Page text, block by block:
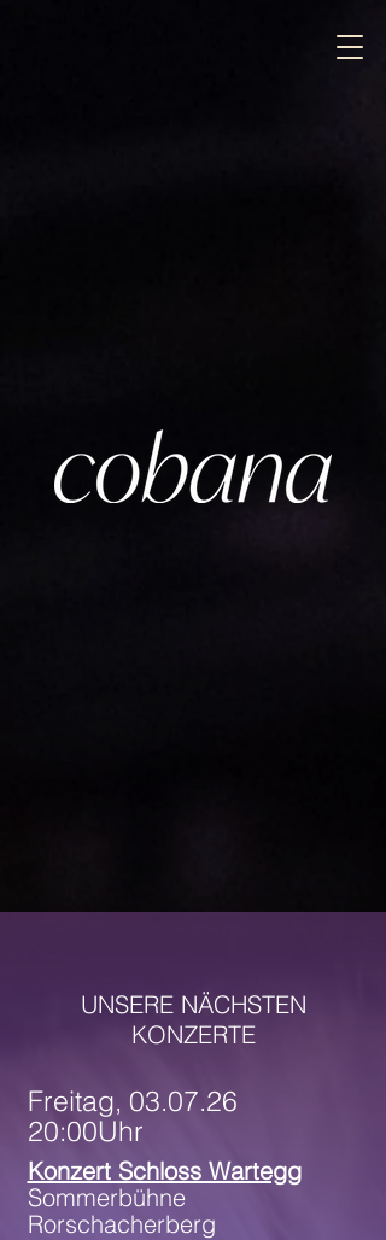
UNSERE NÄCHSTEN
KONZERTE
Freitag, 03.07.26
20:00Uhr
Konzert Schloss Wartegg
Sommerbühne
Rorschacherberg